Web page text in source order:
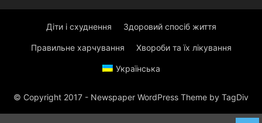
Діти і схуднення Здоровий спосіб життя
Правильне харчування Хвороби та їх лікування
Українська
© Copyright 2017 - Newspaper WordPress Theme by TagDiv